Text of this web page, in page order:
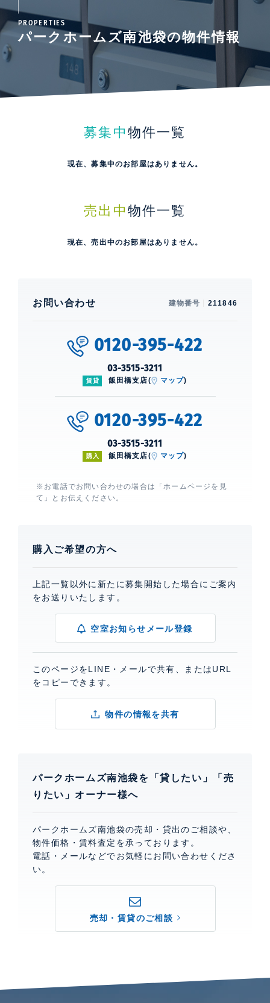
PROPERTIES
パークホームズ南池袋の物件情報
募集中 物件一覧
現在、募集中のお部屋はありません。
売出中 物件一覧
現在、売出中のお部屋はありません。
お問い合わせ 建物番号 211846
0120-395-422
03-3515-3211
賃貸 飯田橋支店( マップ)
0120-395-422
03-3515-3211
購入 飯田橋支店( マップ)
※お電話でお問い合わせの場合は「ホームページを見
て」とお伝えください。
購入ご希望の方へ
上記一覧以外に新たに募集開始した場合にご案内
をお送りいたします。
空室お知らせメール登録
このページをLINE・メールで共有、またはURL
をコピーできます。
物件の情報を共有
パークホームズ南池袋を「貸したい」「売
りたい」オーナー様へ
パークホームズ南池袋の売却・貸出のご相談や、
物件価格・賃料査定を承っております。
電話・メールなどでお気軽にお問い合わせくださ
い。
売却・賃貸のご相談